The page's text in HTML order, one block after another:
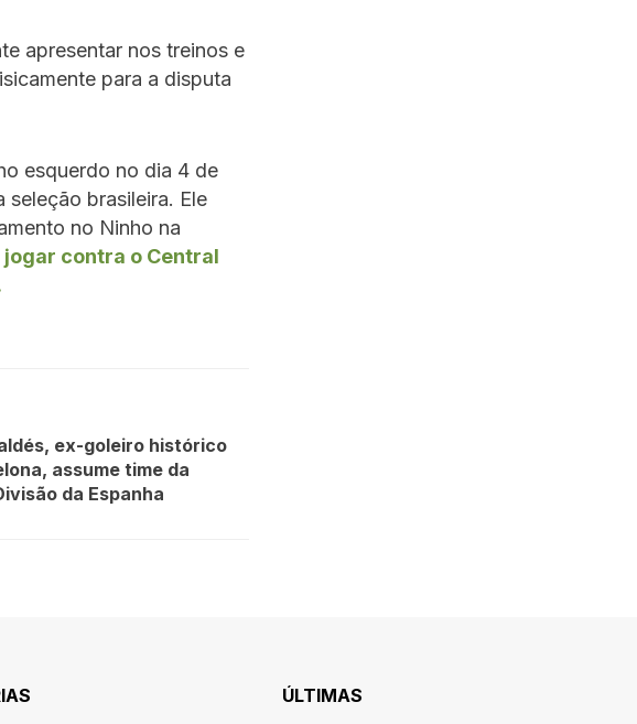
apresentar nos treinos e
para a disputa
esquerdo no dia 4 de
brasileira. Ele
no Ninho na
contra o Central
ex-goleiro histórico
assume time da
da Espanha
ÚLTIMAS